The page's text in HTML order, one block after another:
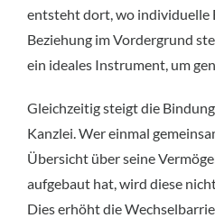
entsteht dort, wo individuelle
Beziehung im Vordergrund
ein ideales Instrument, um
Gleichzeitig steigt die
Kanzlei. Wer einmal
Übersicht über seine
aufgebaut hat, wird diese
Dies erhöht die